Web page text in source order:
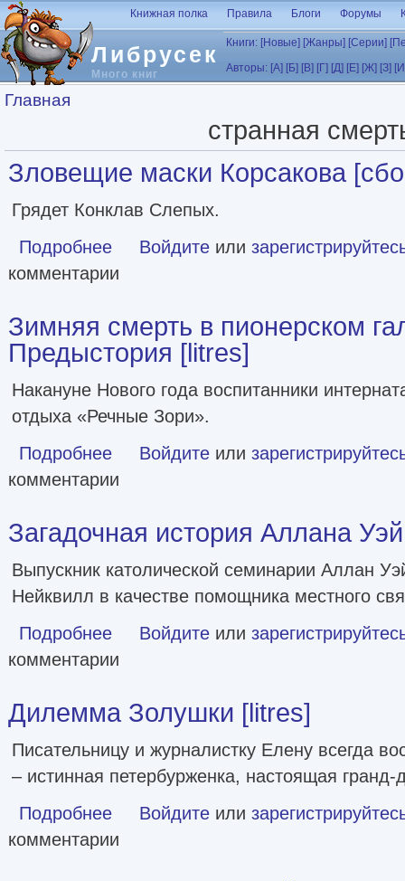
Перейти к основному содержанию
Либрусек
Много книг
Книжная полка Правила Блоги Форумы
Книги: [Новые] [Жанры] [Серии]
Авторы: [А] [Б] [В] [Г] [Д] [Е] [Ж] [З]
Вы здесь
Главная
странная
Зловещие маски Корсакова
Грядет Конклав Слепых.
Подробнее о Зловещие маски Корсакова [сборник litres]
Войдите или
комментарии
Зимняя смерть в пионерском
Предыстория [litres]
Накануне Нового года воспитанники
отдыха «Речные Зори».
Подробнее о Зимняя смерть в пионерском галстуке. Предыстория
Войдите или
комментарии
Загадочная история Аллана
Выпускник католической семинарии Аллан
Нейквилл в качестве помощника местного
Подробнее о Загадочная история Аллана Уэйна [litres]
Войдите или
комментарии
Дилемма Золушки [litres]
Писательницу и журналистку Елену всегда
– истинная петербурженка, настоящая гранд-
Подробнее о Дилемма Золушки [litres]
Войдите или
комментарии